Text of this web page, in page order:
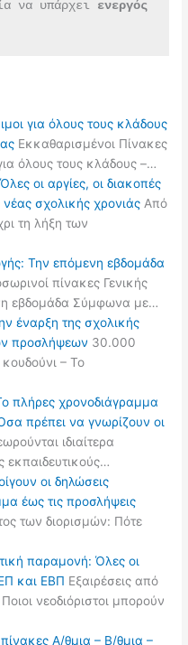
να υπάρχει
ενεργός
για όλους τους κλάδους
Εκκαθαρισμένοι Πίνακες
όλους τους κλάδους –…
οι αργίες, οι διακοπές
νέας σχολικής χρονιάς Από
τη λήξη των
Την επόμενη εβδομάδα
πίνακες Γενικής
εβδομάδα Σύμφωνα με…
έναρξη της σχολικής
προσλήψεων 30.000
– Το
πλήρες χρονοδιάγραμμα
πρέπει να γνωρίζουν οι
ιδιαίτερα
εκπαιδευτικούς…
οι δηλώσεις
έως τις προσλήψεις
των διορισμών: Πότε
παραμονή: Όλες οι
και ΕΒΠ Εξαιρέσεις από
νεοδιόριστοι μπορούν
Α/θμια – Β/θμια –